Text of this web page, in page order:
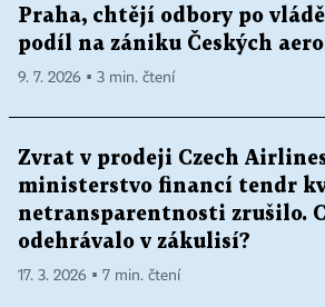
Praha, chtějí odbory po
podíl na zániku Českých
9. 7. 2026 ▪ 3 min. čtení
Zvrat v prodeji Czech
ministerstvo financí tendr
netransparentnosti zrušilo.
odehrávalo v zákulisí?
17. 3. 2026 ▪ 7 min. čtení